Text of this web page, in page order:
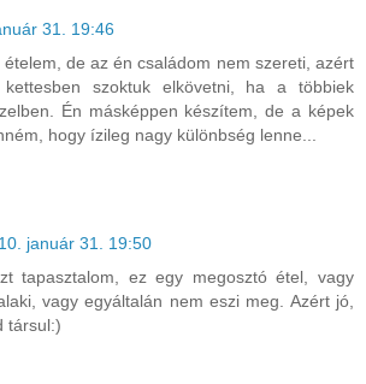
31. 19:46
ételem, de az én családom nem szereti, azért
kettesben szoktuk elkövetni, ha a többiek
Én másképpen készítem, de a képek
hogy ízileg nagy különbség lenne...
január 31. 19:50
tapasztalom, ez egy megosztó étel, vagy
vagy egyáltalán nem eszi meg. Azért jó,
társul:)